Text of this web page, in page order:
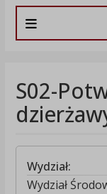
S02-
Wydział:
Wydział